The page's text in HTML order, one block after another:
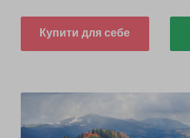
Купити для себе